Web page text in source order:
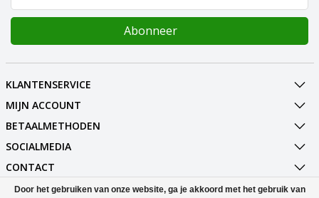
Abonneer
KLANTENSERVICE
MIJN ACCOUNT
BETAALMETHODEN
SOCIALMEDIA
CONTACT
Door het gebruiken van onze website, ga je akkoord met het gebruik van